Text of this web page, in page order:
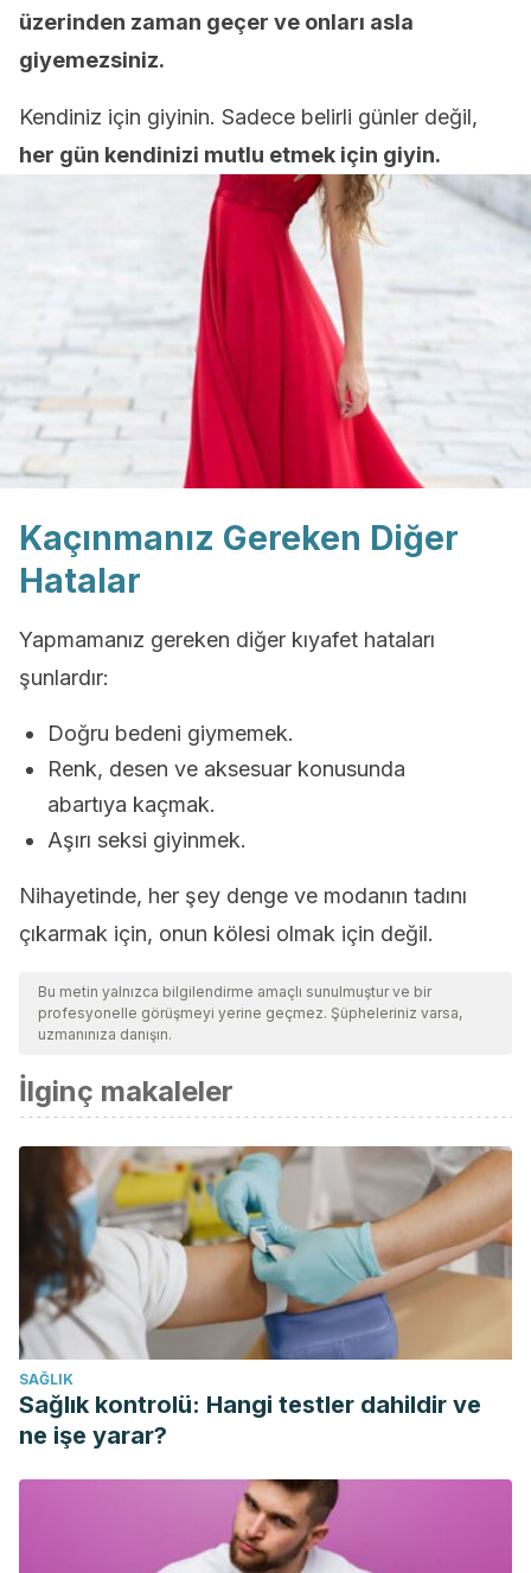
üzerinden zaman geçer ve onları asla
giyemezsiniz.
Kendiniz için giyinin. Sadece belirli günler değil,
her gün kendinizi mutlu etmek için giyin.
Kaçınmanız Gereken Diğer
Hatalar
Yapmamanız gereken diğer kıyafet hataları
şunlardır:
Doğru bedeni giymemek.
Renk, desen ve aksesuar konusunda
abartıya kaçmak.
Aşırı seksi giyinmek.
Nihayetinde, her şey denge ve modanın tadını
çıkarmak için, onun kölesi olmak için değil.
Bu metin yalnızca bilgilendirme amaçlı sunulmuştur ve bir
profesyonelle görüşmeyi yerine geçmez. Şüpheleriniz varsa,
uzmanınıza danışın.
İlginç makaleler
SAĞLIK
Sağlık kontrolü: Hangi testler dahildir ve
ne işe yarar?